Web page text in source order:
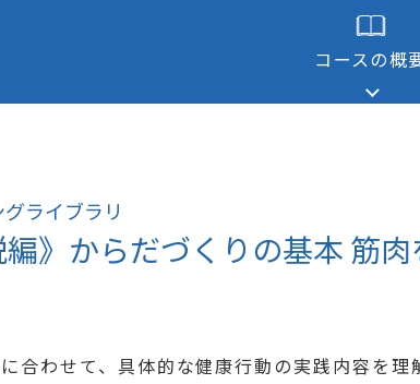
コースの概
ライブラリ
編》からだづくりの基本 筋
合わせて、具体的な健康行動の実践内容を理